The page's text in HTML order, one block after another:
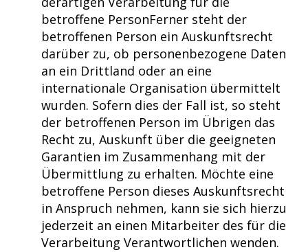
betroffene PersonFerner steht der
betroffenen Person ein Auskunftsrecht
darüber zu, ob personenbezogene Daten
an ein Drittland oder an eine
internationale Organisation übermittelt
wurden. Sofern dies der Fall ist, so steht
der betroffenen Person im Übrigen das
Recht zu, Auskunft über die geeigneten
Garantien im Zusammenhang mit der
Übermittlung zu erhalten. Möchte eine
betroffene Person dieses Auskunftsrecht
in Anspruch nehmen, kann sie sich hierzu
jederzeit an einen Mitarbeiter des für die
Verarbeitung Verantwortlichen wenden.